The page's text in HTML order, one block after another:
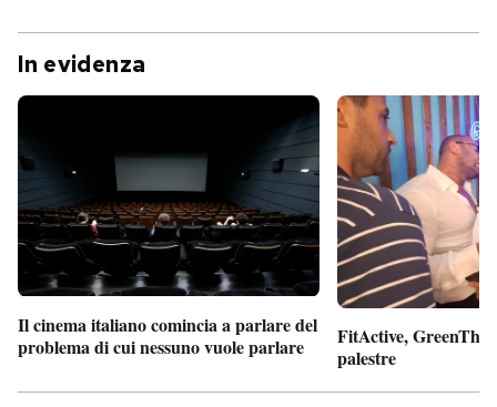
In evidenza
Il cinema italiano comincia a parlare del
problema di cui nessuno vuole parlare
FitActive,
palestre